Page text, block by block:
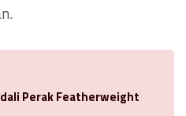
Perak Featherweight